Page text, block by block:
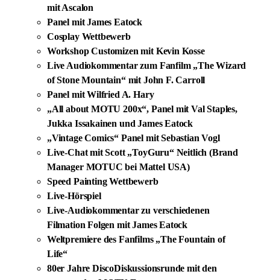
mit Ascalon
Panel mit James Eatock
Cosplay Wettbewerb
Workshop Customizen mit Kevin Kosse
Live Audiokommentar zum Fanfilm „The Wizard
of Stone Mountain“ mit John F. Carroll
Panel mit Wilfried A. Hary
„All about MOTU 200x“, Panel mit Val Staples,
Jukka Issakainen und James Eatock
„Vintage Comics“ Panel mit Sebastian Vogl
Live-Chat mit Scott „ToyGuru“ Neitlich (Brand
Manager MOTUC bei Mattel USA)
Speed Painting Wettbewerb
Live-Hörspiel
Live-Audiokommentar zu verschiedenen
Filmation Folgen mit James Eatock
Weltpremiere des Fanfilms „The Fountain of
Life“
80er Jahre DiscoDiskussionsrunde mit den